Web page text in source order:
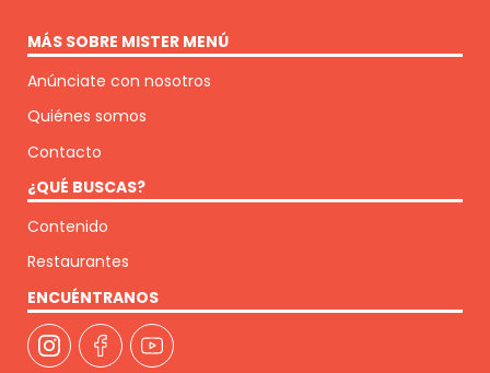
MÁS SOBRE MISTER MENÚ
Anúnciate con nosotros
Quiénes somos
Contacto
¿QUÉ BUSCAS?
Contenido
Restaurantes
ENCUÉNTRANOS